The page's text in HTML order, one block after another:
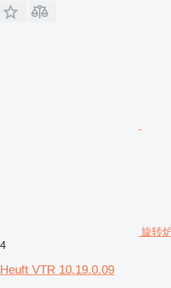
旋转
4
Heuft VTR 10.19.0.09